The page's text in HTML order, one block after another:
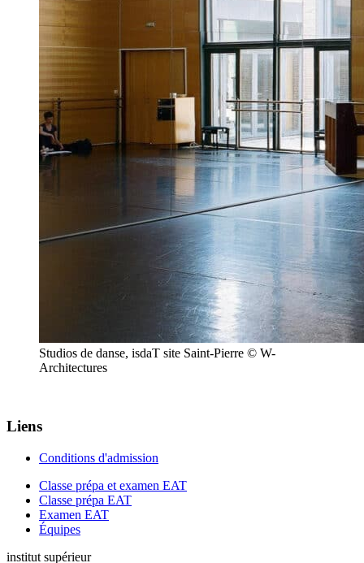
Studios de danse, isdaT site Saint-Pierre © W-
Architectures
Liens
Conditions d'admission
Classe prépa et examen EAT
Classe prépa EAT
Examen EAT
Équipes
institut supérieur